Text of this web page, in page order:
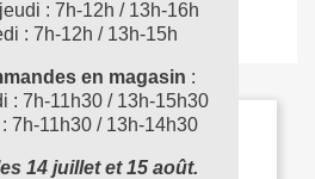
: 7h-12h / 13h-16h
: 7h-12h / 13h-15h
en magasin :
: 7h-11h30 / 13h-15h30
7h-11h30 / 13h-14h30
14 juillet et 15 août.